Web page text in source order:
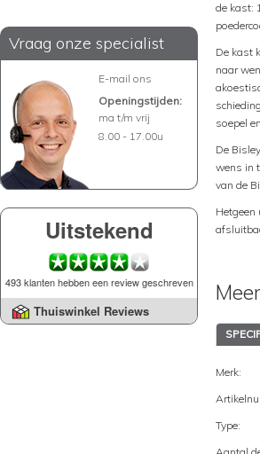
Vraag onze specialist
E-mail ons
Openingstijden:
ma t/m vrij
8.00 - 17.00u
Uitstekend
493 klanten hebben een review geschreven
Thuiswinkel Reviews
de kast:
De kast
naar
soepel
De
wens in
van de
Merk:
Type: